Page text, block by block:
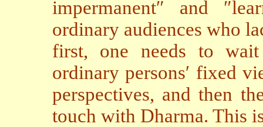
impermanent″ and
ordinary audiences who
first, one needs to
ordinary persons′ fixed
perspectives, and then
touch with Dharma. This